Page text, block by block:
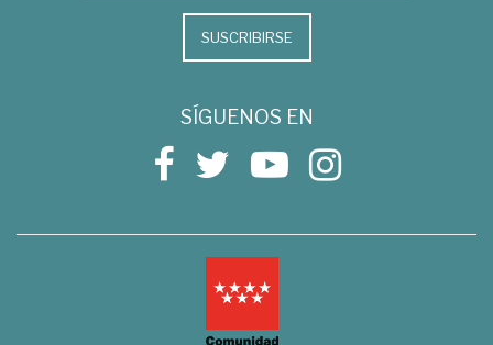
SUSCRIBIRSE
SÍGUENOS EN